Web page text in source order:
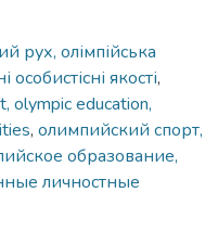
рух, олімпійська
особистісні якості,
оlympic education,
, олимпийский спорт,
образование,
личностные